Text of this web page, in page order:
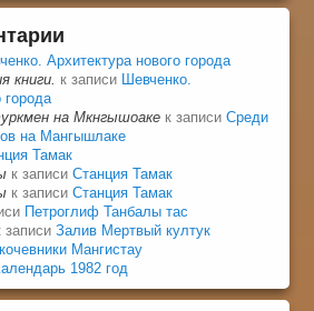
Архитектура нового города
книги. к записи Шевченко.
города
на Мкнгышоаке к записиСреди
на Мангышлаке
Тамак
к записиСтанция Тамак
к записиСтанция Тамак
Петроглиф Танбалы тас
записиЗалив Мертвый култук
Мангистау
1982 год